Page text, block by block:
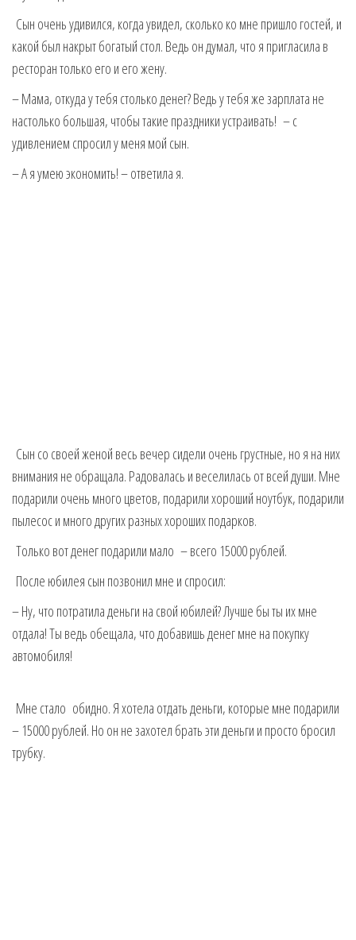
Сын очень удивился, когда увидел, сколько ко мне пришло гостей, и
какой был накрыт богатый стол. Ведь он думал, что я пригласила в
ресторан только его и его жену.
– Мама, откуда у тебя столько денег? Ведь у тебя же зарплата не
настолько большая, чтобы такие праздники устраивать! – с
удивлением спросил у меня мой сын.
– А я умею экономить! – ответила я.
Сын со своей женой весь вечер сидели очень грустные, но я на них
внимания не обращала. Радовалась и веселилась от всей души. Мне
подарили очень много цветов, подарили хороший ноутбук, подарили
пылесос и много других разных хороших подарков.
Только вот денег подарили мало – всего 15000 рублей.
После юбилея сын позвонил мне и спросил:
– Ну, что потратила деньги на свой юбилей? Лучше бы ты их мне
отдала! Ты ведь обещала, что добавишь денег мне на покупку
автомобиля!
Мне стало обидно. Я хотела отдать деньги, которые мне подарили
– 15000 рублей. Но он не захотел брать эти деньги и просто бросил
трубку.